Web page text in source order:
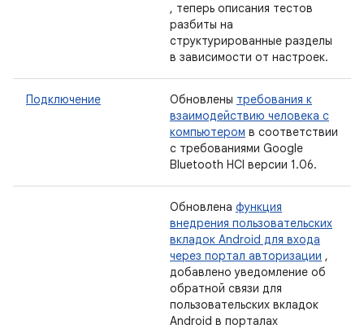
, теперь описания тестов
разбиты на
структурированные разделы
в зависимости от настроек.
Подключение Обновлены требования к
взаимодействию человека с
компьютером в соответствии
с требованиями Google
Bluetooth HCI версии 1.06.
Обновлена ​​функция
внедрения пользовательских
вкладок Android для входа
через портал авторизации ,
добавлено уведомление об
обратной связи для
пользовательских вкладок
Android в порталах